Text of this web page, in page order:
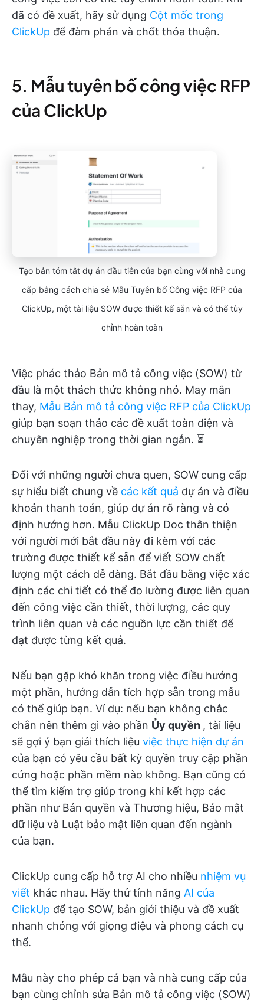
đã có đề xuất, hãy sử dụng Cột mốc trong
ClickUp để đàm phán và chốt thỏa thuận.
5. Mẫu tuyên bố công việc RFP
của ClickUp
Tạo bản tóm tắt dự án đầu tiên của bạn cùng với nhà cung
cấp bằng cách chia sẻ Mẫu Tuyên bố Công việc RFP của
ClickUp, một tài liệu SOW được thiết kế sẵn và có thể tùy
chỉnh hoàn toàn
Việc phác thảo Bản mô tả công việc (SOW) từ
đầu là một thách thức không nhỏ. May mắn
thay, Mẫu Bản mô tả công việc RFP của ClickUp
giúp bạn soạn thảo các đề xuất toàn diện và
chuyên nghiệp trong thời gian ngắn. ⏳
Đối với những người chưa quen, SOW cung cấp
sự hiểu biết chung về các kết quả dự án và điều
khoản thanh toán, giúp dự án rõ ràng và có
định hướng hơn. Mẫu ClickUp Doc thân thiện
với người mới bắt đầu này đi kèm với các
trường được thiết kế sẵn để viết SOW chất
lượng một cách dễ dàng. Bắt đầu bằng việc xác
định các chi tiết có thể đo lường được liên quan
đến công việc cần thiết, thời lượng, các quy
trình liên quan và các nguồn lực cần thiết để
đạt được từng kết quả.
Nếu bạn gặp khó khăn trong việc điều hướng
một phần, hướng dẫn tích hợp sẵn trong mẫu
có thể giúp bạn. Ví dụ: nếu bạn không chắc
chắn nên thêm gì vào phần Ủy quyền , tài liệu
sẽ gợi ý bạn giải thích liệu việc thực hiện dự án
của bạn có yêu cầu bất kỳ quyền truy cập phần
cứng hoặc phần mềm nào không. Bạn cũng có
thể tìm kiếm trợ giúp trong khi kết hợp các
phần như Bản quyền và Thương hiệu, Bảo mật
dữ liệu và Luật bảo mật liên quan đến ngành
của bạn.
ClickUp cung cấp hỗ trợ AI cho nhiều nhiệm vụ
viết khác nhau. Hãy thử tính năng AI của
ClickUp để tạo SOW, bản giới thiệu và đề xuất
nhanh chóng với giọng điệu và phong cách cụ
thể.
Mẫu này cho phép cả bạn và nhà cung cấp của
bạn cùng chỉnh sửa Bản mô tả công việc (SOW)